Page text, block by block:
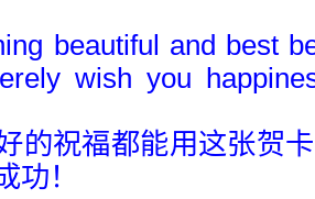
beautiful and best
wish you
的祝福都能用这张贺
功！